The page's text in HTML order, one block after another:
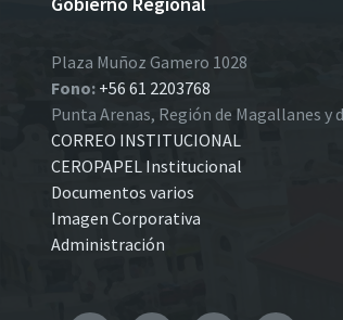
Plaza Muñoz Gamero 1028
Fono: +56 61 2203768
Punta Arenas, Región de Magallanes y
CORREO INSTITUCIONAL
CEROPAPEL Institucional
Documentos varios
Imagen Corporativa
Administración